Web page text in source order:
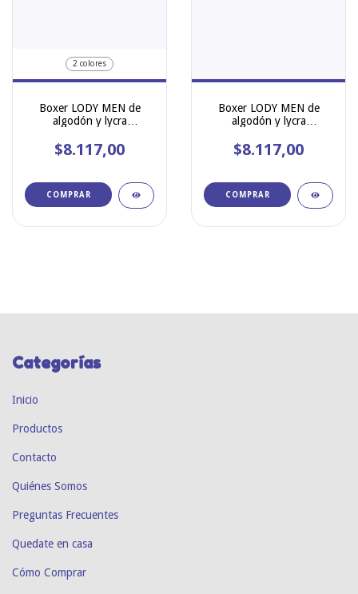
2 colores
Boxer LODY MEN de
algodón y lycra
966
$8.117,00
COMPRAR
Boxer LODY MEN de
algodón y lycra
$8.117,00
COMPRAR
Categorías
Inicio
Productos
Contacto
Quiénes Somos
Preguntas Frecuentes
Quedate en casa
Cómo Comprar